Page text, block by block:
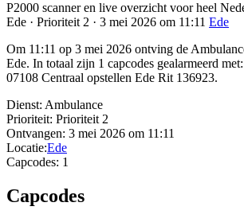
P2000 scanner en live overzicht voor heel
Ede · Prioriteit 2 · 3 mei 2026 om 11:11 Ede
Om 11:11 op 3 mei 2026 ontving de
Ede. In totaal zijn 1 capcodes gealarmeerd
07108 Centraal opstellen Ede Rit 136923.
Dienst: Ambulance
Prioriteit: Prioriteit 2
Ontvangen: 3 mei 2026 om 11:11
Locatie:Ede
Capcodes: 1
Capcodes